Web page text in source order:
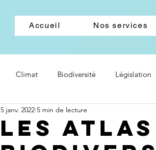
Accueil Nos services
Climat Biodiversité Législation
Les
5 janv. 2022 5 min de lecture